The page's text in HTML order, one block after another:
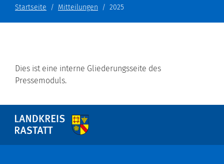
Startseite Mitteilungen 2025
Dies ist eine interne Gliederungsseite des
Pressemoduls.